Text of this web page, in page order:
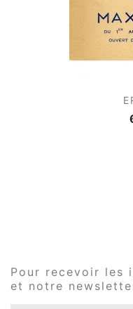
Pour recevoir les
et notre